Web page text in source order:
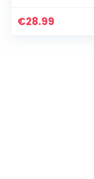
HC3510/15)
€28.99